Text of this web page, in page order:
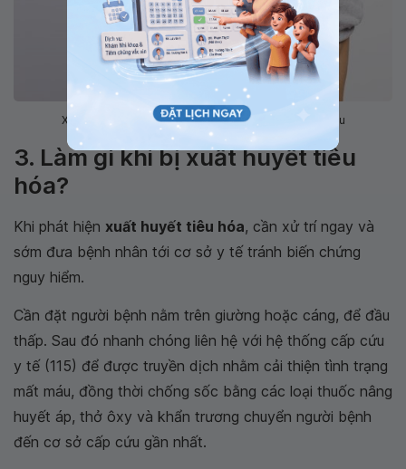
Xuất huyết tiêu hóa có thể có các triệu chứng mất máu
3. Làm gì khi bị xuất huyết tiêu
hóa?
Khi phát hiện xuất huyết tiêu hóa, cần xử trí ngay và
sớm đưa bệnh nhân tới cơ sở y tế tránh biến chứng
nguy hiểm.
Cần đặt người bệnh nằm trên giường hoặc cáng, để đầu
thấp. Sau đó nhanh chóng liên hệ với hệ thống cấp cứu
y tế (115) để được truyền dịch nhằm cải thiện tình trạng
mất máu, đồng thời chống sốc bằng các loại thuốc nâng
huyết áp, thở ôxy và khẩn trương chuyển người bệnh
đến cơ sở cấp cứu gần nhất.